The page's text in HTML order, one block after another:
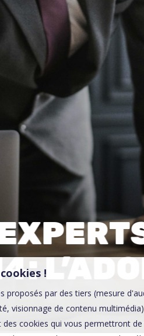
00:00
!
proposés par des tiers (mesure
visionnage de contenu
cookies qui vous permettront de